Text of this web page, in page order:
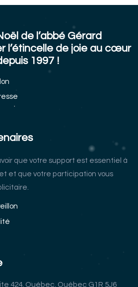
de l’abbé Gérard
l’étincelle de joie au cœur
1997 !
que votre support est essentiel à
et que votre participation vous
424, Québec, Québec G1R 5J6